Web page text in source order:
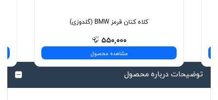
کلاه کتان قرمز BMW (گلدوزی)
۵۵۰,۰۰۰
مشاهده محصول
توضیحات درباره محصول